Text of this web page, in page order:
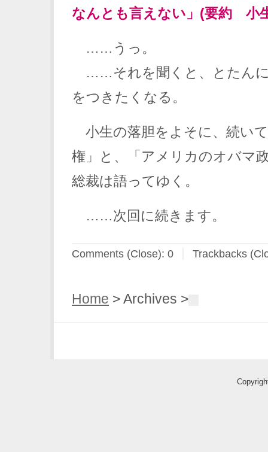
なんとも言えない」(要約 小
……うっ。
……それを聞くと、とたんに
をつきたくなる。
小生の落胆をよそに、続い
権」と、「アメリカのオバマ
総裁は語ってゆく。
……次回に続きます。
Comments (Close): 0 Trackbacks
Home > Archives >